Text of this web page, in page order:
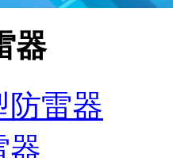
器
防雷器
器